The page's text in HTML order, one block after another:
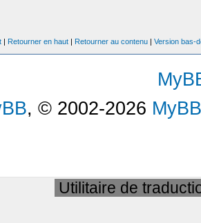
| Retourner en haut | Retourner au contenu |Version bas-
, © 2002-2026
Utilitaire de